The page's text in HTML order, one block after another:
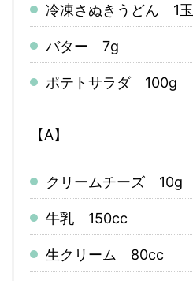
冷凍さぬきうどん 1玉
バター 7g
ポテトサラダ 100g
【A】
クリームチーズ 10g
牛乳 150cc
生クリーム 80cc